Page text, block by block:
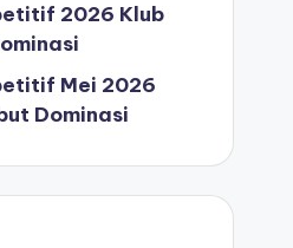
2026 Klub
Mei 2026
Dominasi